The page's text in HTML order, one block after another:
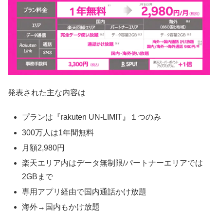
発表された主な内容は
プランは『rakuten UN-LIMIT』１つのみ
300万人は1年間無料
月額2,980円
楽天エリア内はデータ無制限/パートナーエリアでは
2GBまで
専用アプリ経由で国内通話かけ放題
海外→国内もかけ放題